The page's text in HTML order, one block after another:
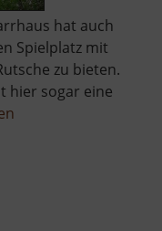
hat auch
Spielplatz mit
zu bieten.
hier sogar eine